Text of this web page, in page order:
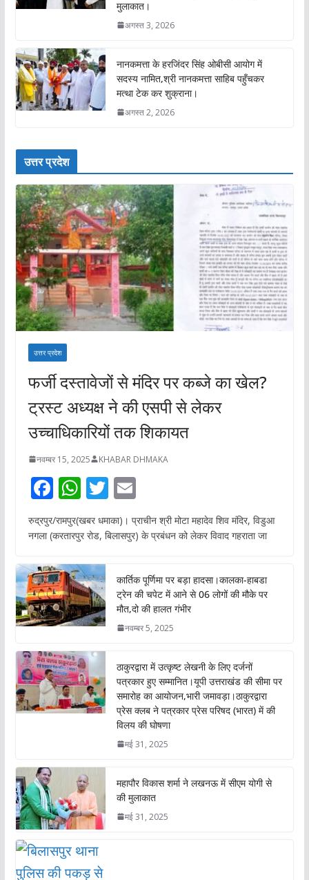
मुलाकात।
अगस्त 3, 2026
नानकमत्ता के हरजिंदर सिंह ओबीसी आयोग में
सदस्य नामित,श्री नानकमत्ता साहिब पहुँचकर
मत्था टेक कर शुक्राना।
अगस्त 2, 2026
उत्तर प्रदेश
उत्तर प्रदेश
फर्जी दस्तावेजों से मंदिर पर कब्जे का खेल?
ट्रस्ट अध्यक्ष ने की एसपी से लेकर
उच्चाधिकारियों तक शिकायत
नवम्बर 15, 2025 KHABAR DHMAKA
F
ac
e
o
o
k
W
h
at
A
p
p
T
w
itt
E
m
ai
रुद्रपुर/रामपुर(खबर धमाका)। प्राचीन श्री मोटा महादेव शिव मंदिर, विडुआ
नगला (करतारपुर रोड, बिलासपुर) के प्रबंधन को लेकर विवाद गहराता जा
कार्तिक पूर्णिमा पर बड़ा हादसा।कालका-हाबडा
ट्रेन की चपेट में आने से 06 लोगों की मौके पर
मौत,दो की हालत गंभीर
नवम्बर 5, 2025
ठाकुरद्वारा में उत्कृष्ट लेखनी के लिए दर्जनों
पत्रकार हुए सम्मानित।यूपी उत्तराखंड की सीमा पर
समारोह का आयोजन,भारी जमावड़ा।ठाकुरद्वारा
प्रेस क्लब ने पत्रकार प्रेस परिषद (भारत) में की
विलय की घोषणा
मई 31, 2025
महापौर विकास शर्मा ने लखनऊ में सीएम योगी से
की मुलाकात
मई 31, 2025